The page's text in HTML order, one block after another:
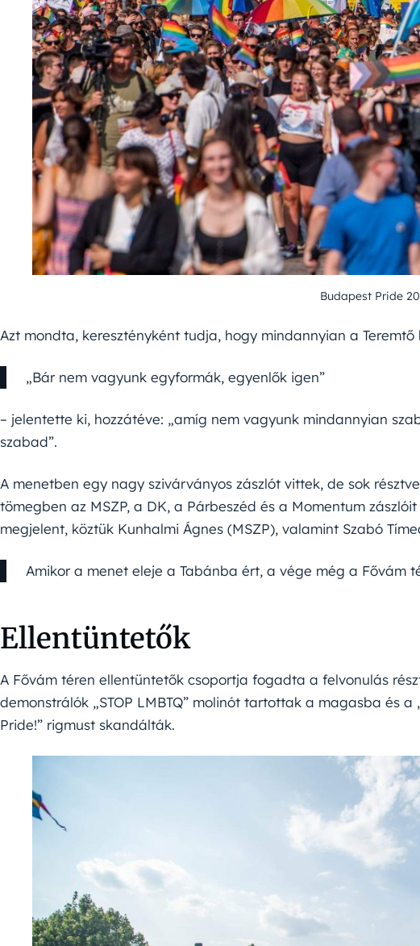
Budapest Pride
Azt mondta, keresztényként tudja, hogy mindannyian a
„Bár nem vagyunk egyformák, egyenlők igen”
– jelentette ki, hozzátéve: „amíg nem vagyunk mindannyian
szabad”.
A menetben egy nagy szivárványos zászlót vittek, de sok
tömegben az MSZP, a DK, a Párbeszéd és a Momentum
megjelent, köztük Kunhalmi Ágnes (MSZP), valamint Szabó
Amikor a menet eleje a Tabánba ért, a vége még a Fővám
Ellentüntetők
A Fővám téren ellentüntetők csoportja fogadta a felvonulás
demonstrálók „STOP LMBTQ” molinót tartottak a magasba és a
Pride!” rigmust skandálták.